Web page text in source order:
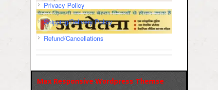
Privacy Policy
Shipping/Delivery Policy
Refund/Cancellations
Max Responsive Wordpress Themse